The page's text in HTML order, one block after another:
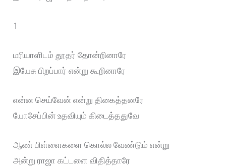
1
மரியாளிடம் தூதர் தோன்றினாரே
இயேசு பிறப்பார் என்று கூறினாரே
என்ன செய்வேன் என்று திகைத்தனரே
யோசேப்பின் உதவியும் கிடைத்ததுவே
ஆண் பிள்ளைகளை கொல்ல வேண்டும் என்று
அன்று ராஜா கட்டளை விதித்தாரே